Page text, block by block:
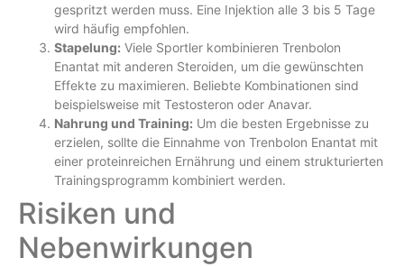
gespritzt werden muss. Eine Injektion alle 3 bis 5 Tage
wird häufig empfohlen.
Stapelung: Viele Sportler kombinieren Trenbolon
Enantat mit anderen Steroiden, um die gewünschten
Effekte zu maximieren. Beliebte Kombinationen sind
beispielsweise mit Testosteron oder Anavar.
Nahrung und Training: Um die besten Ergebnisse zu
erzielen, sollte die Einnahme von Trenbolon Enantat mit
einer proteinreichen Ernährung und einem strukturierten
Trainingsprogramm kombiniert werden.
Risiken und
Nebenwirkungen